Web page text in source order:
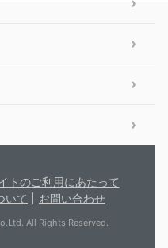
トのご利用にあたって
いて
お問い合わせ
All Rights Reserved.